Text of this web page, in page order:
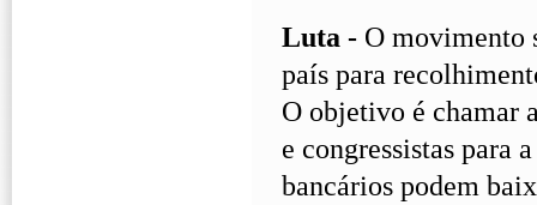
Luta - O movimento
país para
O objetivo é chamar
e congressistas para
bancários podem